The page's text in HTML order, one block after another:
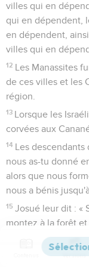
villes qui en
qui en dépendent,
en dépendent,
villes qui en
12 Les Manassites
de ces villes et les
région.
13 Lorsque les
corvées aux
14 Les descendants
nous as-tu donné
alors que nous
nous a bénis
15 Josué leur dit : «
montez à la forêt
dans le pays des
région
Versions